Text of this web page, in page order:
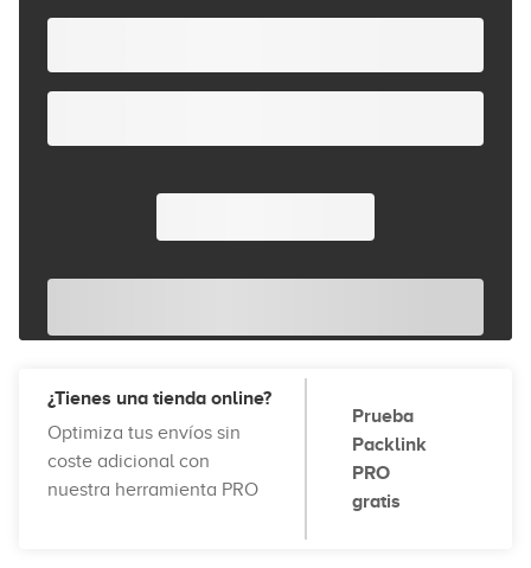
¿Tienes una tienda online?
Optimiza tus envíos sin
coste adicional con
nuestra herramienta PRO
Prueba
Packlink
PRO
gratis